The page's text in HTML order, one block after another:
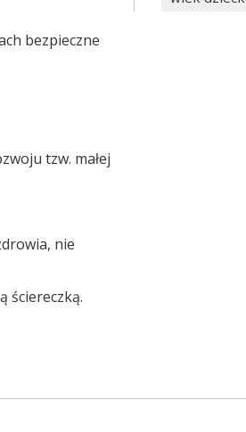
bezpieczne
tzw. małej
nie
ściereczką.